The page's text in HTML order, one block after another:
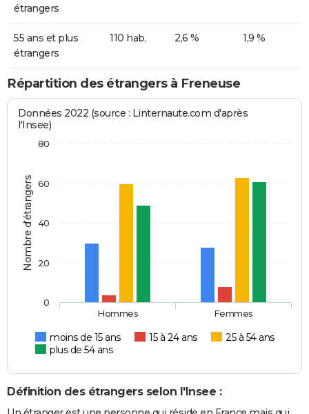
étrangers
55 ans et plus
étrangers
110 hab. 2,6 % 1,9 %
Répartition des étrangers à Freneuse
Nombre d'étrangers
Données 2022 (source : Linternaute.com d'après
l'Insee)
moins de 15 ans 15 à 24 ans
25 à 54 ans
plus de 54 ans
Hommes Femmes
0
20
40
60
80
Définition des étrangers selon l'Insee :